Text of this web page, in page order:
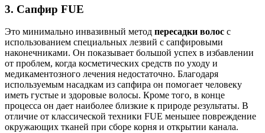
3. Сапфир FUE
Это минимально инвазивный метод пересадки волос с
использованием специальных лезвий с сапфировыми
наконечниками. Он показывает большой успех в избавлении
от проблем, когда косметических средств по уходу и
медикаментозного лечения недостаточно. Благодаря
используемым насадкам из сапфира он помогает человеку
иметь густые и здоровые волосы. Кроме того, в конце
процесса он дает наиболее близкие к природе результаты. В
отличие от классической техники FUE меньшее повреждение
окружающих тканей при сборе корня и открытии канала.